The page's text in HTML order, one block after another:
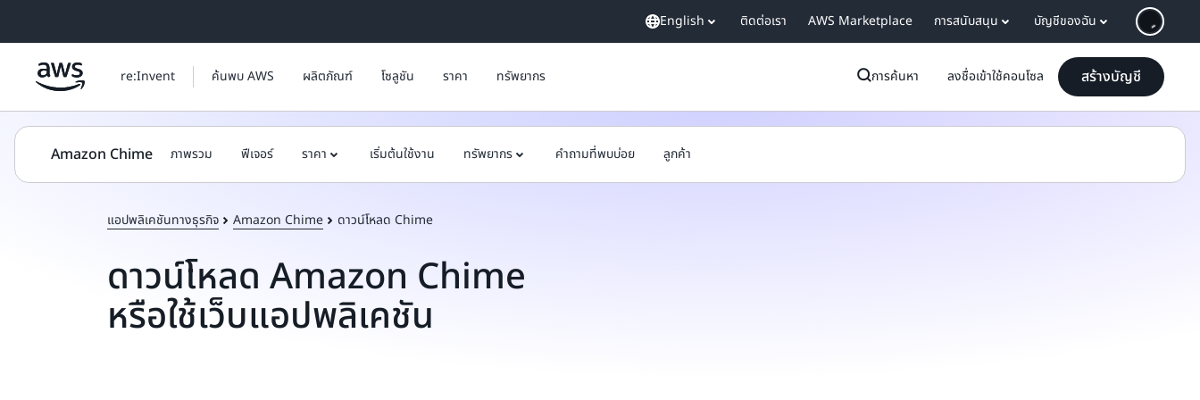
English ติดต่อเรา AWS Marketplace การสนับสนุน บัญชีของฉัน
re:Invent ค้นพบ AWS ผลิตภัณฑ์ โซลูชัน ราคา ทรัพยากร การค้นหา ลงชื่อเข้าใช้คอนโซล สร้างบัญชี
Amazon Chime ภาพรวม ฟีเจอร์ ราคา เริ่มต้นใช้งาน ทรัพยากร คำถามที่พบบ่อย ลูกค้า
แอปพลิเคชันทางธุรกิจ Amazon Chime ดาวน์โหลด Chime
ดาวน์โหลด Amazon Chime
หรือใช้เว็บแอปพลิเคชัน